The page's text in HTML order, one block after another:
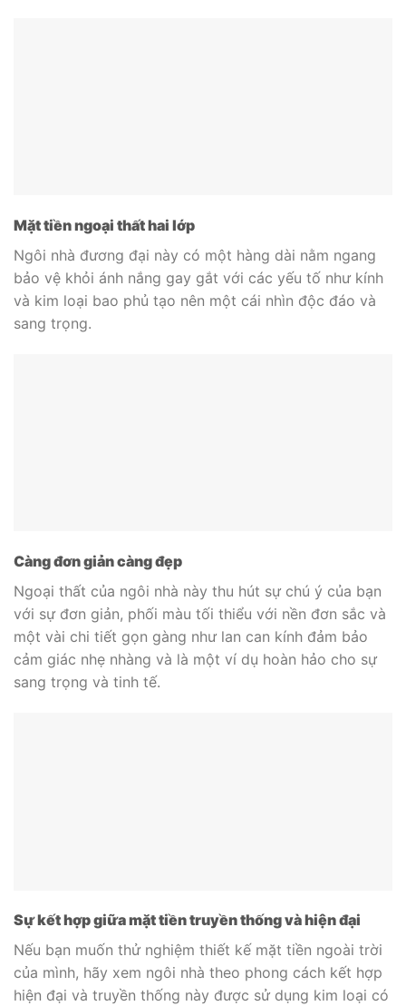
Mặt tiền ngoại thất hai lớp
Ngôi nhà đương đại này có một hàng dài nằm ngang
bảo vệ khỏi ánh nắng gay gắt với các yếu tố như kính
và kim loại bao phủ tạo nên một cái nhìn độc đáo và
sang trọng.
Càng đơn giản càng đẹp
Ngoại thất của ngôi nhà này thu hút sự chú ý của bạn
với sự đơn giản, phối màu tối thiểu với nền đơn sắc và
một vài chi tiết gọn gàng như lan can kính đảm bảo
cảm giác nhẹ nhàng và là một ví dụ hoàn hảo cho sự
sang trọng và tinh tế.
Sự kết hợp giữa mặt tiền truyền thống và hiện đại
Nếu bạn muốn thử nghiệm thiết kế mặt tiền ngoài trời
của mình, hãy xem ngôi nhà theo phong cách kết hợp
hiện đại và truyền thống này được sử dụng kim loại có